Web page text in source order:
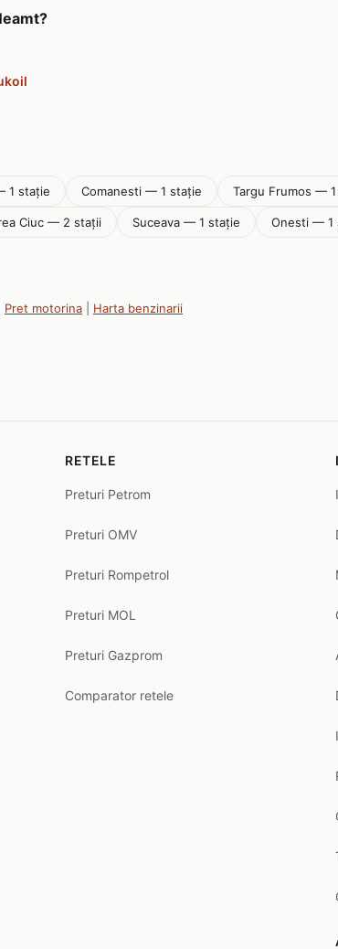
1 stație Comanesti — 1 stație Targu Frumos —
Ciuc — 2 stații Suceava — 1 stație Onesti — 1
Pret motorina Harta benzinarii
RETELE
Preturi Petrom
Preturi OMV
Preturi Rompetrol
Preturi MOL
Preturi Gazprom
Comparator retele